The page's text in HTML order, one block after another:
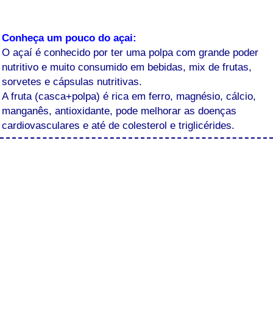
Conheça um pouco do açai:
O açaí é conhecido por ter uma polpa com grande poder
nutritivo e muito consumido em bebidas, mix de frutas,
sorvetes e cápsulas nutritivas.
A fruta (casca+polpa) é rica em ferro, magnésio, cálcio,
manganês, antioxidante, pode melhorar as doenças
cardiovasculares e até de colesterol e triglicérides.